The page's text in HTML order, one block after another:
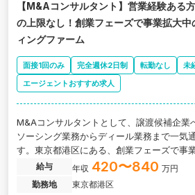
【M&Aコンサルタント】営業経験ある
の上限なし！創業フェーズで事業拡大
ィングファーム
面接1回のみ 完全週休2日制 転勤なし
未
エージェントおすすめ求人
M&Aコンサルタントとして、譲渡候補企業
ソーシング業務からディール業務まで一気
す。東京都港区にある、創業フェーズで事
サルティングファームの求人です。
給与 年収 420〜840 万円
勤務地
東京都港区